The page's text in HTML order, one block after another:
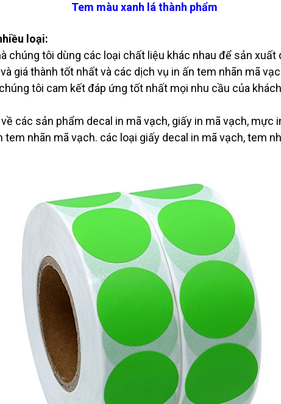
Tem màu xanh lá thành phẩm
loại:
chúng tôi dùng các loại chất liệu khác nhau để sản
giá thành tốt nhất và các dịch vụ in ấn tem nhãn mã
tôi cam kết đáp ứng tốt nhất mọi nhu cầu của
các sản phẩm decal in mã vạch, giấy in mã vạch,
nhãn mã vạch. các loại giấy decal in mã vạch, tem